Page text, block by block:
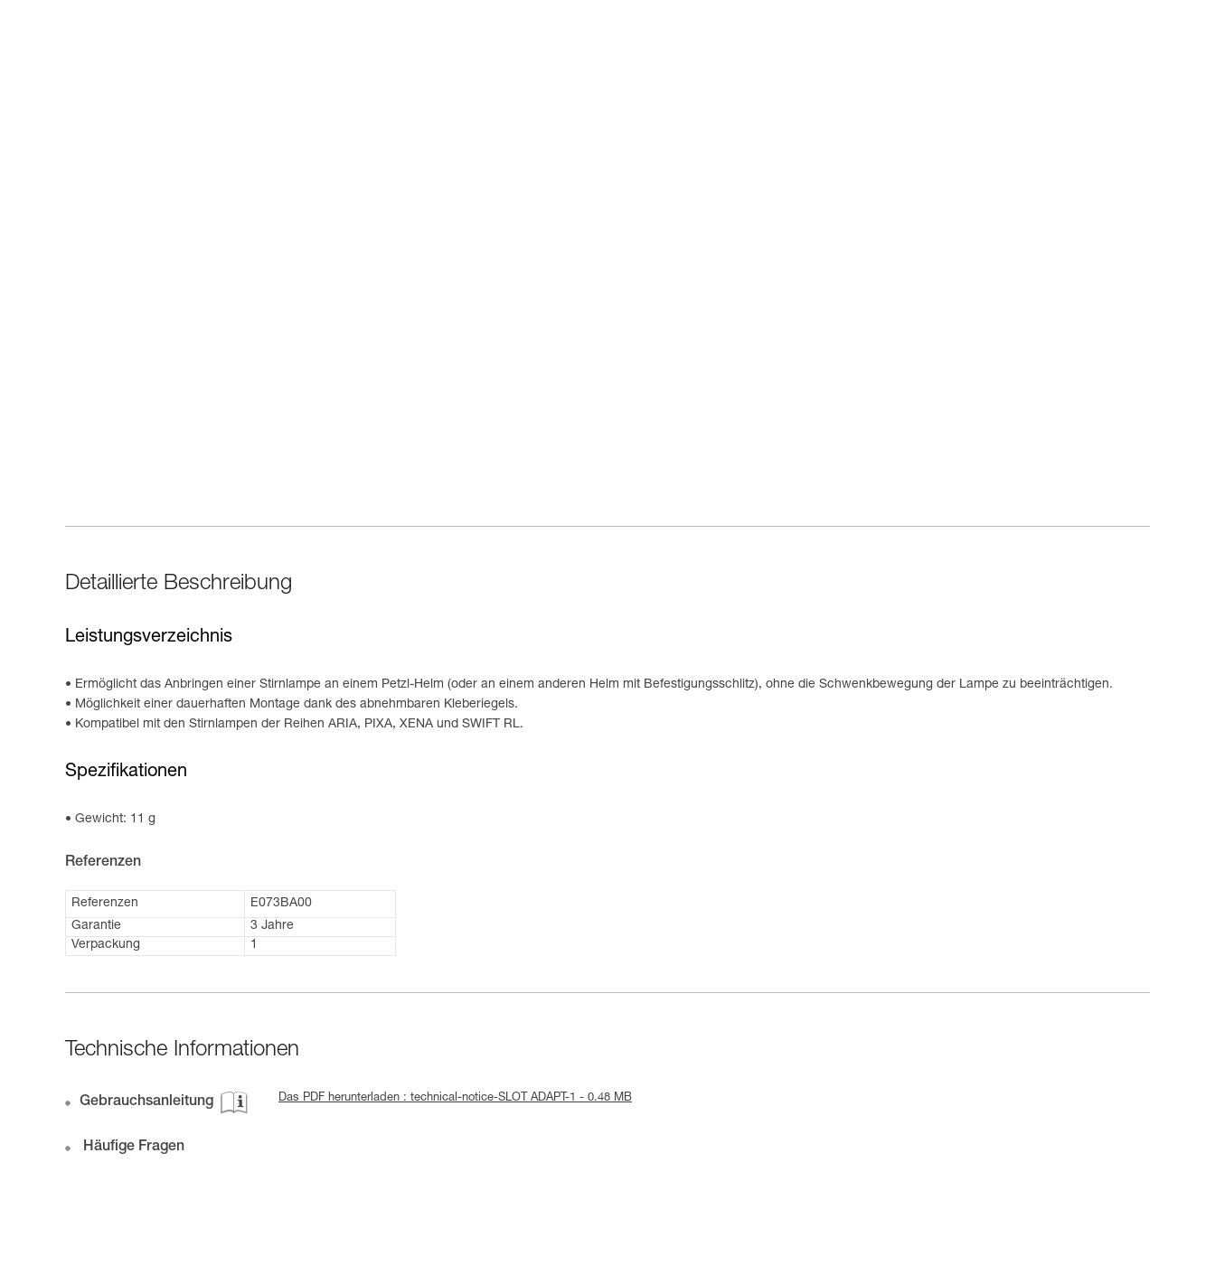
Detaillierte Beschreibung
Leistungsverzeichnis
Ermöglicht das Anbringen einer Stirnlampe an einem Petzl-Helm (oder an einem anderen Helm mit Befestigungsschlitz), ohne die Schwenkbewegung der Lampe zu beeinträchtigen.
Möglichkeit einer dauerhaften Montage dank des abnehmbaren Kleberiegels.
Kompatibel mit den Stirnlampen der Reihen ARIA, PIXA, XENA und SWIFT RL.
Spezifikationen
Gewicht: 11 g
Referenzen
Referenzen
E073BA00
Garantie
3 Jahre
Verpackung
1
Technische Informationen
Gebrauchsanleitung Das PDF herunterladen : technical-notice-SLOT ADAPT-1 - 0.48 MB
Häufige Fragen